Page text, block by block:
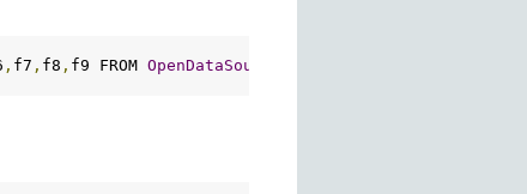
, f7 , f8 , f9 FROM OpenDataSource